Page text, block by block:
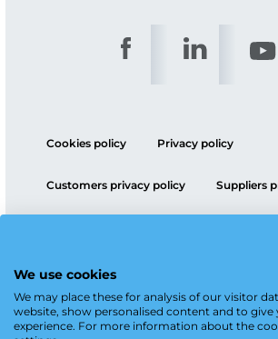
We use cookies
We may place these for analysis of our visitor
website, show personalised content and to give
experience. For more information about the
Cookies policy Privacy policy
Customers privacy policy Suppliers